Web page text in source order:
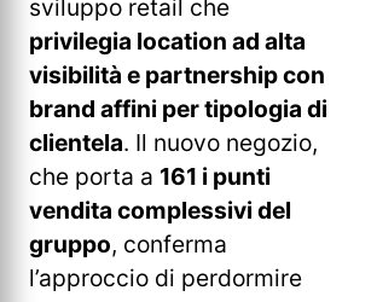
sviluppo retail che
privilegia location ad alta
visibilità e partnership con
brand affini per tipologia di
clientela. Il nuovo negozio,
che porta a 161 i punti
vendita complessivi del
gruppo, conferma
l’approccio di perdormire